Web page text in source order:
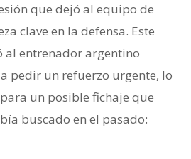
que dejó al equipo de
clave en la defensa. Este
entrenador argentino
a pedir un refuerzo urgente, lo
un posible fichaje que
buscado en el pasado: